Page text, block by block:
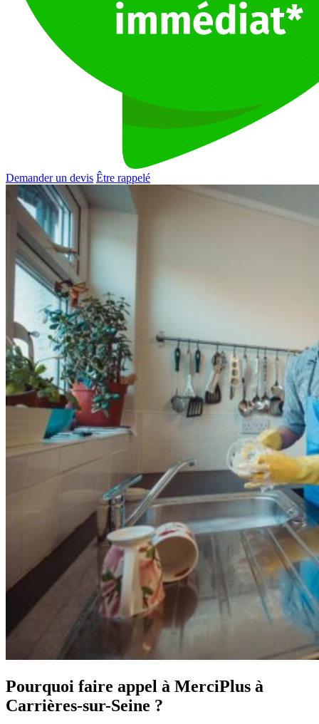
Demander un devis Être rappelé
Pourquoi faire appel à MerciPlus à
Carrières-sur-Seine ?